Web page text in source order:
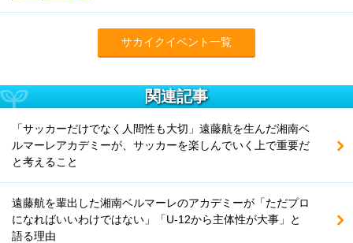
サカイクイベント一覧
関連記事
「サッカーだけでなく人間性も大切」遠藤航を生んだ湘南ベ
ルマーレアカデミーが、サッカーを楽しんでいく上で重要だ
と考えること
遠藤航を輩出した湘南ベルマーレのアカデミーが「ただプロ
になればいいわけではない」「U-12から主体性が大事」と
語る理由